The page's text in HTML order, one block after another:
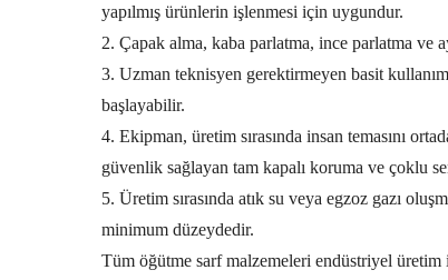
yapılmış ürünlerin işlenmesi için uygundur.
2. Çapak alma, kaba parlatma, ince parlatma
3. Uzman teknisyen gerektirmeyen basit
başlayabilir.
4. Ekipman, üretim sırasında insan temasını
güvenlik sağlayan tam kapalı koruma ve çoklu
5. Üretim sırasında atık su veya egzoz gazı
minimum düzeydedir.
Tüm öğütme sarf malzemeleri endüstriyel